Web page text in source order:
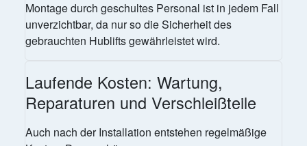
Montage durch geschultes Personal ist in jedem Fall
unverzichtbar, da nur so die Sicherheit des
gebrauchten Hublifts gewährleistet wird.
Laufende Kosten: Wartung,
Reparaturen und Verschleißteile
Auch nach der Installation entstehen regelmäßige